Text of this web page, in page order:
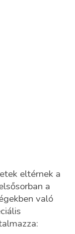
eltérnek a
a
való